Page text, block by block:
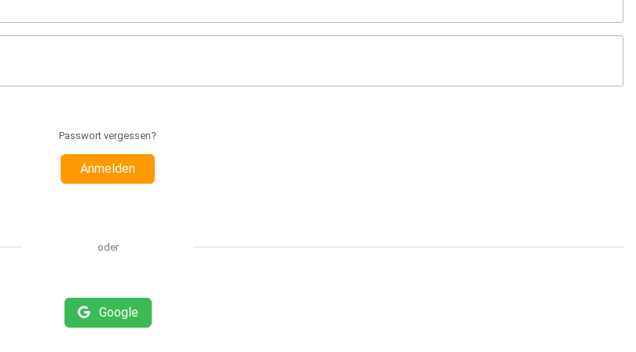
Passwort vergessen?
Anmelden
oder
Google